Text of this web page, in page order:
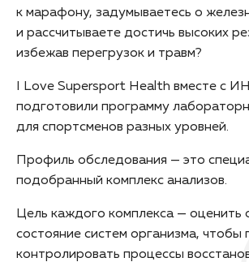
к марафону, задумываетесь о
и рассчитываете достичь высоких
избежав перегрузок и травм?
I Love Supersport Health вместе с
подготовили программу
для спортсменов разных уровней.
Профиль обследования — это
подобранный комплекс анализов.
Цель каждого комплекса — оценить
состояние систем организма, чтобы
контролировать процессы